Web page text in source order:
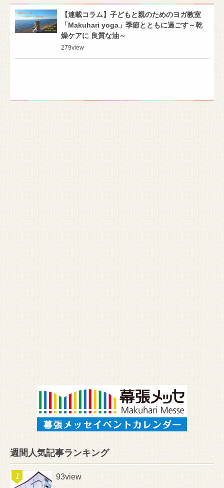
【連載コラム】子どもと親のためのヨガ教室
「Makuhari yoga」季節とともに過ごす～乾
燥ケアに 良質な油～
279view
週間人気記事ランキング
93view